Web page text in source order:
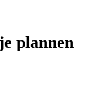
plannen